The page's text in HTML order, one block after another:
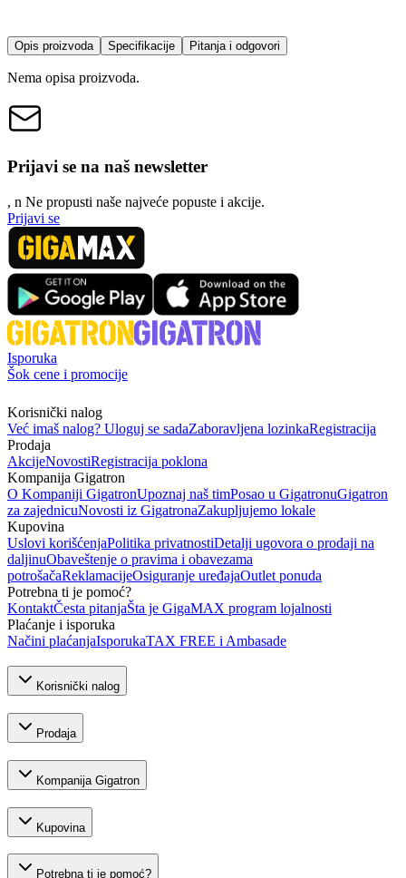
Opis proizvoda Specifikacije Pitanja i odgovori
Nema opisa proizvoda.
Prijavi se na naš newsletter
, n Ne propusti naše najveće popuste i akcije.
Prijavi se
Isporuka
Šok cene i promocije
Korisnički nalog
Već imaš nalog? Uloguj se sadaZaboravljena lozinkaRegistracija
Prodaja
AkcijeNovostiRegistracija poklona
Kompanija Gigatron
O Kompaniji GigatronUpoznaj naš timPosao u GigatronuGigatron
za zajednicuNovosti iz GigatronaZakupljujemo lokale
Kupovina
Uslovi korišćenjaPolitika privatnostiDetalji ugovora o prodaji na
daljinuObaveštenje o pravima i obavezama
potrošačaReklamacijeOsiguranje uređajaOutlet ponuda
Potrebna ti je pomoć?
KontaktČesta pitanjaŠta je GigaMAX program lojalnosti
Plaćanje i isporuka
Načini plaćanjaIsporukaTAX FREE i Ambasade
Korisnički nalog
Prodaja
Kompanija Gigatron
Kupovina
Potrebna ti je pomoć?